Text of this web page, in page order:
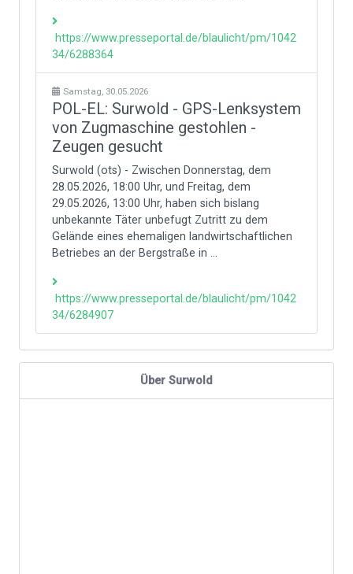
https://www.presseportal.de/blaulicht/pm/1042
34/6288364
Samstag, 30.05.2026
POL-EL: Surwold - GPS-Lenksystem
von Zugmaschine gestohlen -
Zeugen gesucht
Surwold (ots) - Zwischen Donnerstag, dem
28.05.2026, 18:00 Uhr, und Freitag, dem
29.05.2026, 13:00 Uhr, haben sich bislang
unbekannte Täter unbefugt Zutritt zu dem
Gelände eines ehemaligen landwirtschaftlichen
Betriebes an der Bergstraße in ...
https://www.presseportal.de/blaulicht/pm/1042
34/6284907
Über Surwold